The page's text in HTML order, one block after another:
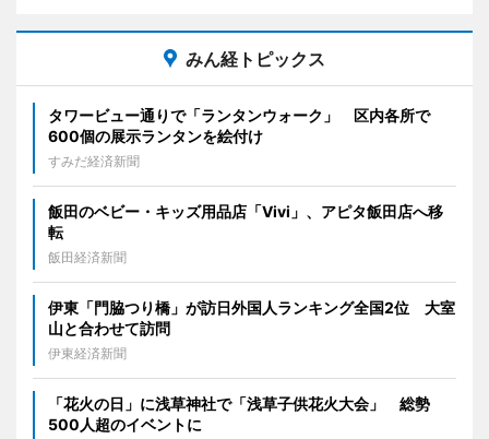
みん経トピックス
タワービュー通りで「ランタンウォーク」 区内各所で
600個の展示ランタンを絵付け
すみだ経済新聞
飯田のベビー・キッズ用品店「Vivi」、アピタ飯田店へ移
転
飯田経済新聞
伊東「門脇つり橋」が訪日外国人ランキング全国2位 大室
山と合わせて訪問
伊東経済新聞
「花火の日」に浅草神社で「浅草子供花火大会」 総勢
500人超のイベントに